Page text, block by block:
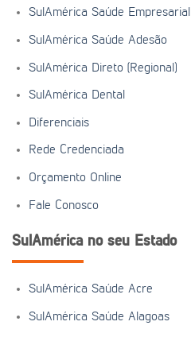
SulAmérica Saúde Empresarial
SulAmérica Saúde Adesão
SulAmérica Direto (Regional)
SulAmérica Dental
Diferenciais
Rede Credenciada
Orçamento Online
Fale Conosco
SulAmérica no seu Estado
SulAmérica Saúde Acre
SulAmérica Saúde Alagoas